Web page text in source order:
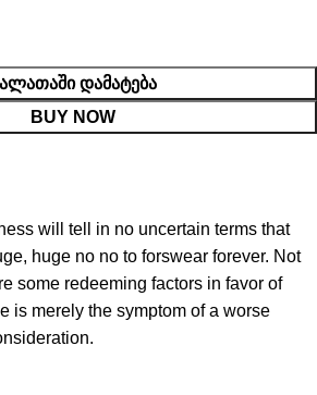
ᲓᲐᲛᲐᲢᲔᲑᲐ
BUY NOW
will tell in no uncertain terms that
huge no no to forswear forever. Not
some redeeming factors in favor of
is merely the symptom of a worse